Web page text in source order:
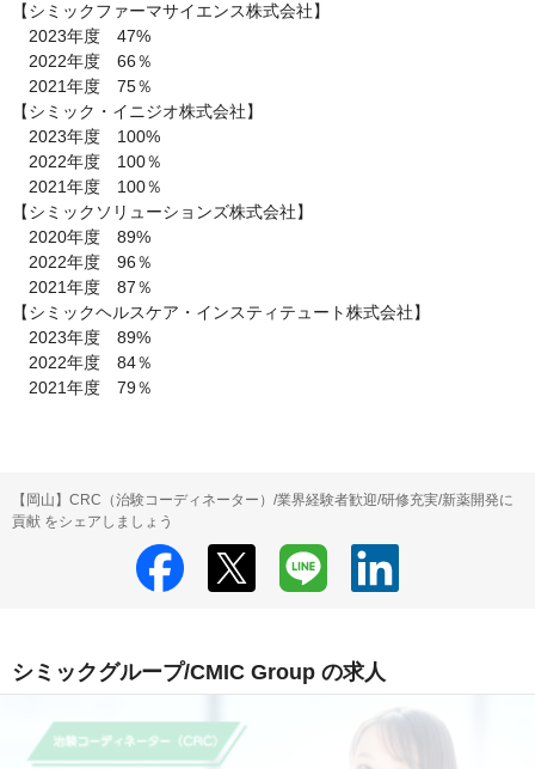
【シミックファーマサイエンス株式会社】
2023年度　47%
2022年度　66％
2021年度　75％
【シミック・イニジオ株式会社】
2023年度　100%
2022年度　100％
2021年度　100％
【シミックソリューションズ株式会社】
2020年度　89%
2022年度　96％
2021年度　87％
【シミックヘルスケア・インスティテュート株式会社】
2023年度　89%
2022年度　84％
2021年度　79％
【岡山】CRC（治験コーディネーター）/業界経験者歓迎/研修充実/新薬開発に
貢献 をシェアしましょう
シミックグループ/CMIC Group の求人